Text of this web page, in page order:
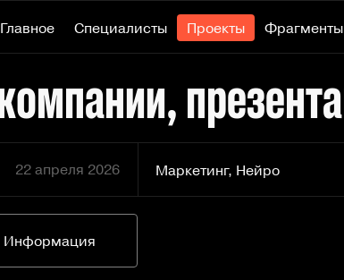
Главное Специалисты Проекты Фрагменты
22 апреля 2026 Маркетинг, Нейро
Информация